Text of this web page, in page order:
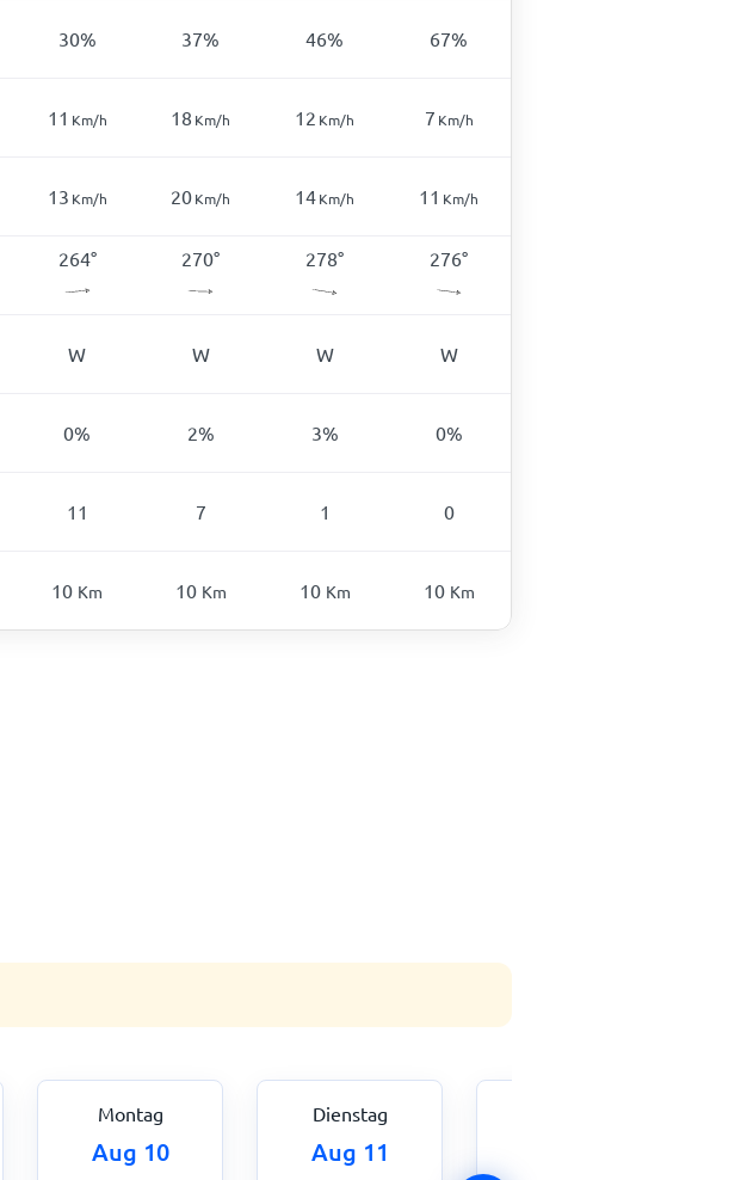
30% 37% 46% 67%
11 Km/h 18 Km/h 12 Km/h 7 Km/h
13 Km/h 20Km/h 14Km/h 11 Km/h
264° 270° 278° 276°
W W W W
0% 2% 3% 0%
11 7 1 0
10 Km 10 Km 10 Km 10 Km
Montag
Aug 10
Dienstag
Aug 11